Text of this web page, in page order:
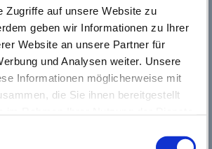
Zugriffe auf unsere Website zu
geben wir Informationen zu Ihrer
Website an unsere Partner für
und Analysen weiter. Unsere
Informationen möglicherweise mit
die Sie ihnen bereitgestellt